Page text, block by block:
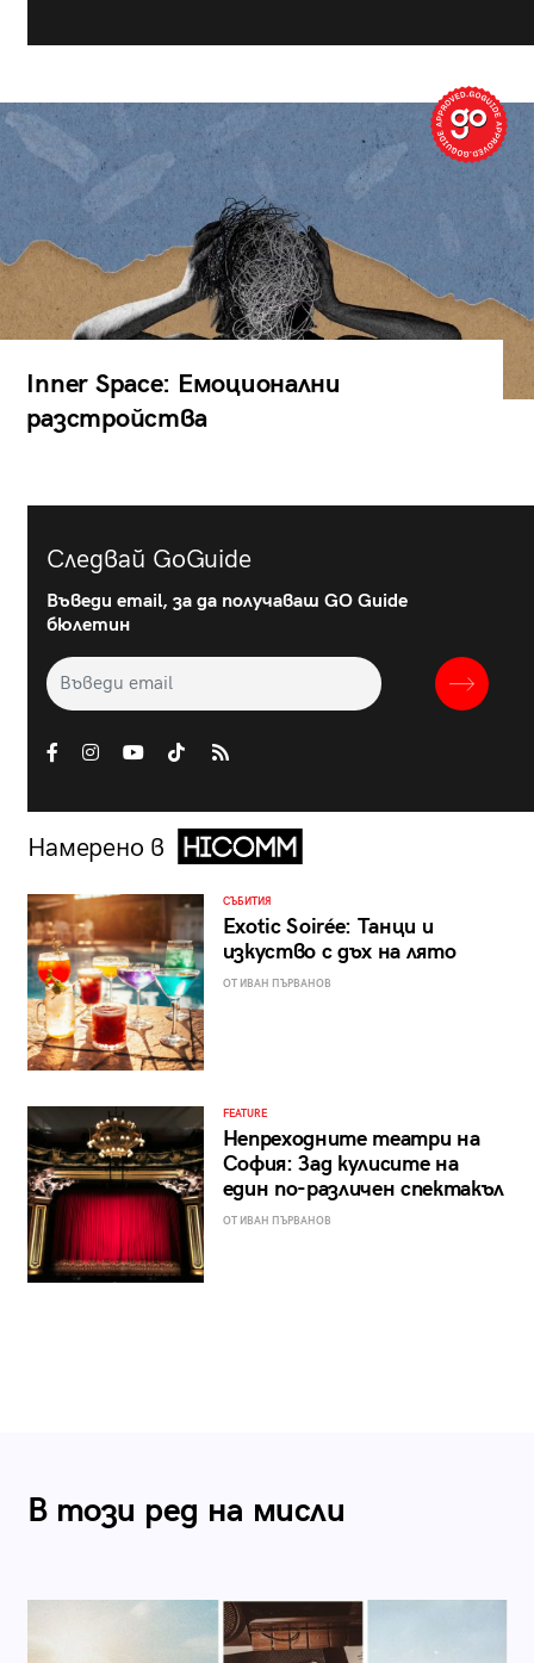
Inner Space: Емоционални
разстройства
Следвай GoGuide
Въведи email, за да получаваш GO Guide
бюлетин
Намерено в
СЪБИТИЯ
Exotic Soirée: Танци и
изкуство с дъх на лято
ОТ ИВАН ПЪРВАНОВ
FEATURE
Непреходните театри на
София: Зад кулисите на
един по-различен спектакъл
ОТ ИВАН ПЪРВАНОВ
В този ред на мисли